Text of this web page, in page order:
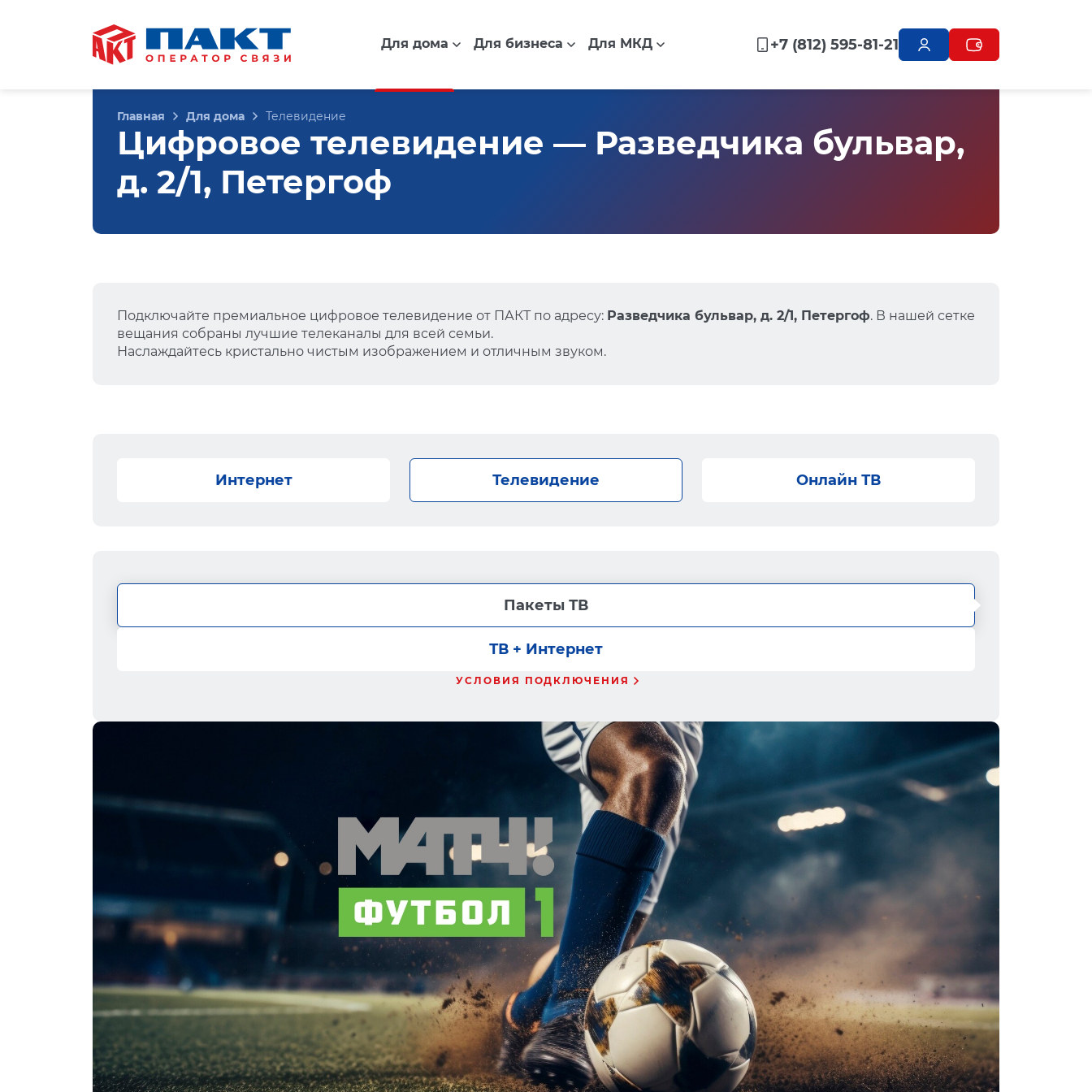
Для дома Для бизнеса Для МКД +7 (812) 595-81-21
Главная Для дома Телевидение
Цифровое телевидение — Разведчика бульвар,
д. 2/1, Петергоф
Подключайте премиальное цифровое телевидение от ПАКТ по адресу: Разведчика бульвар, д. 2/1, Петергоф. В нашей сетке
вещания собраны лучшие телеканалы для всей семьи.
Наслаждайтесь кристально чистым изображением и отличным звуком.
Интернет Телевидение Онлайн ТВ
Пакеты ТВ
ТВ + Интернет
УСЛОВИЯ ПОДКЛЮЧЕНИЯ